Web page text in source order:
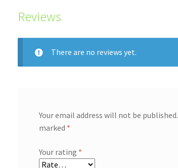
Reviews
There are no reviews yet.
Your email address will not be published.
marked *
Your rating *